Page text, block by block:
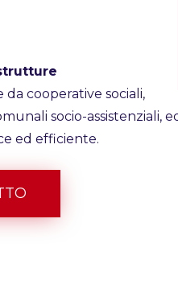
da cooperative sociali,
socio-assistenziali,
ed efficiente.